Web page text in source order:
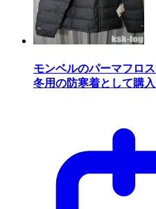
モンベルのパーマフロ
冬用の防寒着として購